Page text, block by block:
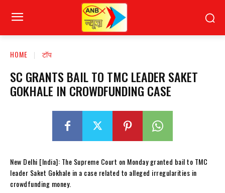
HOME टॉप
SC GRANTS BAIL TO TMC LEADER SAKET
GOKHALE IN CROWDFUNDING CASE
New Delhi [India]: The Supreme Court on Monday granted bail to TMC
leader Saket Gokhale in a case related to alleged irregularities in
crowdfunding money.